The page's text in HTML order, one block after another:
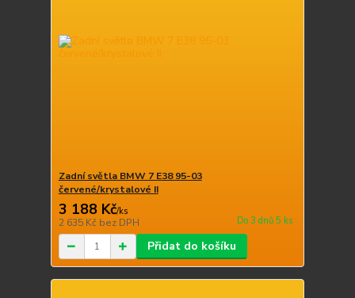
Zadní světla BMW 7 E38 95-03
červené/krystalové II
3 188 Kč/ks
2 635 Kč bez DPH Do 3 dnů 5 ks
Přidat do košíku